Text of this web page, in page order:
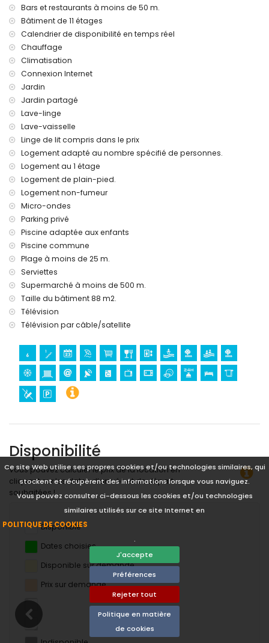
Ce site Web utilise ses propres cookies et/ou technologies similaires, qui
stockent et récupèrent des informations lorsque vous naviguez.
Vous pouvez consulter ci-dessous les cookies et/ou technologies
similaires utilisés sur ce site Internet en
POLITIQUE DE COOKIES
.
J'accepte
Préférences
Rejeter tout
Politique en matière
de cookies
Équipements et services inclus dans le prix de location de
l'appartement
internet (WiFi)
fer et planche à repasser
literie et serviettes
service d'urgence 24 heures sur 24
Équipements et services en supplément
chauffage central
lit d'enfant/berceau (sur demande)
Bars et restaurants à moins de 50 m.
Bâtiment de 11 étages
Calendrier de disponibilité en temps réel
Chauffage
Climatisation
Connexion Internet
Jardin
Jardin partagé
Lave-linge
Lave-vaisselle
Linge de lit compris dans le prix
Logement adapté au nombre spécifié de personnes.
Logement au 1 étage
Logement de plain-pied.
Logement non-fumeur
Micro-ondes
Parking privé
Piscine adaptée aux enfants
Piscine commune
Plage à moins de 25 m.
Serviettes
Supermarché à moins de 500 m.
Taille du bâtiment 88 m2.
Télévision
Télévision par câble/satellite
Disponibilité
Vous pouvez calculer le prix de la location en
cliquant sur les dates d’arrivée et de départ
souhaitées !
Disponible
Dates choisies
Disponible sur demande
Prix ​​sur demande